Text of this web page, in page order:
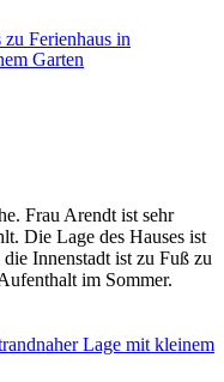
Ferienhaus in
Garten
Frau Arendt ist sehr
Die Lage des Hauses ist
Innenstadt ist zu Fuß zu
im Sommer.
Lage mit kleinem